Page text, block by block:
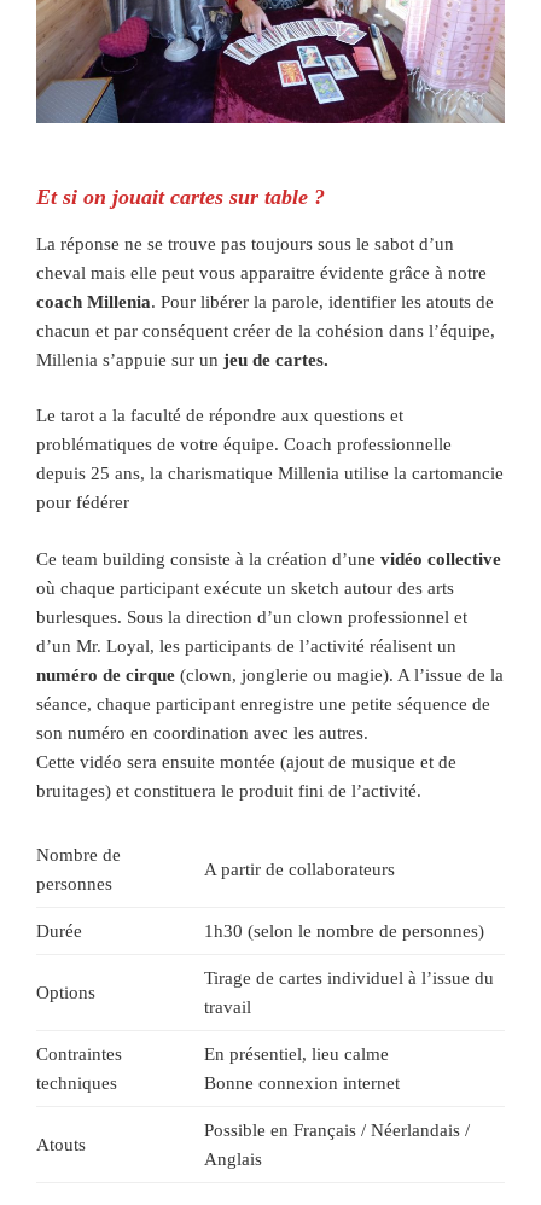
Et si on jouait cartes sur table ?
La réponse ne se trouve pas toujours sous le sabot d’un
cheval mais elle peut vous apparaitre évidente grâce à notre
coach Millenia. Pour libérer la parole, identifier les atouts de
chacun et par conséquent créer de la cohésion dans l’équipe,
Millenia s’appuie sur un jeu de cartes.
Le tarot a la faculté de répondre aux questions et
problématiques de votre équipe. Coach professionnelle
depuis 25 ans, la charismatique Millenia utilise la cartomancie
pour fédérer
Ce team building consiste à la création d’une vidéo collective
où chaque participant exécute un sketch autour des arts
burlesques. Sous la direction d’un clown professionnel et
d’un Mr. Loyal, les participants de l’activité réalisent un
numéro de cirque (clown, jonglerie ou magie). A l’issue de la
séance, chaque participant enregistre une petite séquence de
son numéro en coordination avec les autres.
Cette vidéo sera ensuite montée (ajout de musique et de
bruitages) et constituera le produit fini de l’activité.
Nombre de
personnes
A partir de collaborateurs
Durée 1h30 (selon le nombre de personnes)
Options
Tirage de cartes individuel à l’issue du
travail
Contraintes
techniques
En présentiel, lieu calme
Bonne connexion internet
Atouts
Possible en Français / Néerlandais /
Anglais